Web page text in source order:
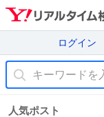
ログイン
人気ポスト